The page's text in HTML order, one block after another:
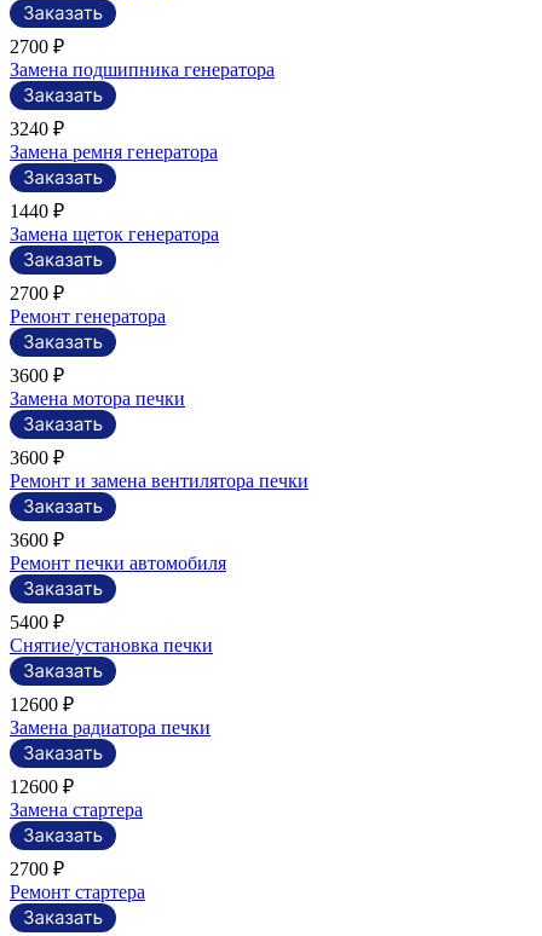
2700 ₽
Замена подшипника генератора
3240 ₽
Замена ремня генератора
1440 ₽
Замена щеток генератора
2700 ₽
Ремонт генератора
3600 ₽
Замена мотора печки
3600 ₽
Ремонт и замена вентилятора печки
3600 ₽
Ремонт печки автомобиля
5400 ₽
Снятие/установка печки
12600 ₽
Замена радиатора печки
12600 ₽
Замена стартера
2700 ₽
Ремонт стартера